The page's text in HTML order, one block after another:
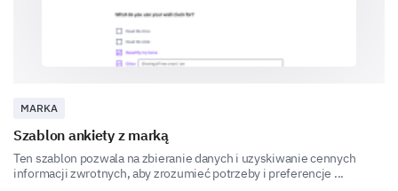
Definitely
Probably
Probably not
Definitely not
MARKA
Szablon ankiety z marką
Ten szablon pozwala na zbieranie danych i uzyskiwanie cennych
informacji zwrotnych, aby zrozumieć potrzeby i preferencje ...